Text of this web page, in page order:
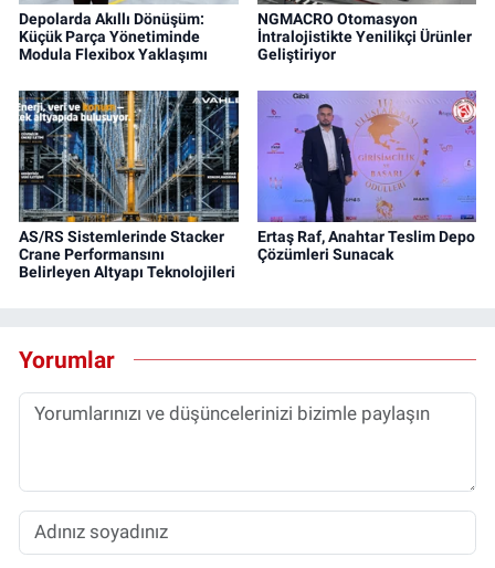
Depolarda Akıllı Dönüşüm:
Küçük Parça Yönetiminde
Modula Flexibox Yaklaşımı
NGMACRO Otomasyon
İntralojistikte Yenilikçi Ürünler
Geliştiriyor
AS/RS Sistemlerinde Stacker
Crane Performansını
Belirleyen Altyapı Teknolojileri
Ertaş Raf, Anahtar Teslim Depo
Çözümleri Sunacak
Yorumlar